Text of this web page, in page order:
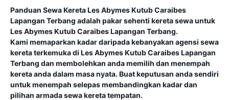
Panduan Sewa KeretaLes Abymes Kutub Caraibes
Lapangan Terbang adalah pakar sehenti kereta sewa untuk
Les Abymes Kutub Caraibes Lapangan Terbang.
Kami memaparkan kadar daripada kebanyakan agensi sewa
kereta terkemuka di Les Abymes Kutub Caraibes Lapangan
Terbang dan membolehkan anda memilih dan menempah
kereta anda dalam masa nyata. Buat keputusan anda sendiri
untuk menempah selepas membandingkan kadar dan
pilihan armada sewa kereta tempatan.